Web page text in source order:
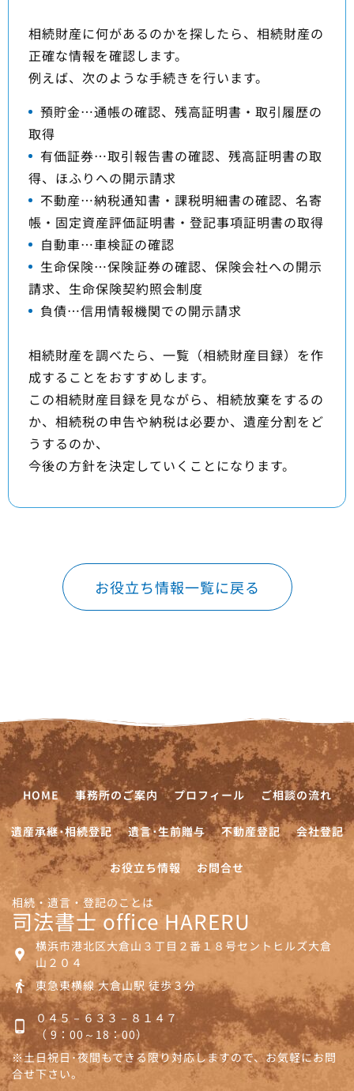
相続財産に何があるのかを探したら、相続財産の
正確な情報を確認します。
例えば、次のような手続きを行います。
預貯金…通帳の確認、残高証明書・取引履歴の
取得
有価証券…取引報告書の確認、残高証明書の取
得、ほふりへの開示請求
不動産…納税通知書・課税明細書の確認、名寄
帳・固定資産評価証明書・登記事項証明書の取得
自動車…車検証の確認
生命保険…保険証券の確認、保険会社への開示
請求、生命保険契約照会制度
負債…信用情報機関での開示請求
相続財産を調べたら、一覧（相続財産目録）を作
成することをおすすめします。
この相続財産目録を見ながら、相続放棄をするの
か、相続税の申告や納税は必要か、遺産分割をど
うするのか、
今後の方針を決定していくことになります。
お役立ち情報一覧に戻る
HOME 事務所のご案内 プロフィール ご相談の流れ
遺産承継･相続登記 遺言･生前贈与 不動産登記 会社登記
お役立ち情報 お問合せ
相続・遺言・登記のことは
司法書士 office HARERU
横浜市港北区大倉山３丁目２番１８号セントヒルズ大倉
山２０４
東急東横線 大倉山駅 徒歩３分
０４５－６３３－８１４７
（ 9：00～18：00）
※土日祝日･夜間もできる限り対応しますので、お気軽にお問
合せ下さい。